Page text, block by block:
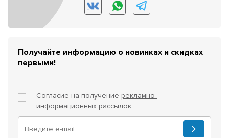
Получайте информацию о новинках и скидках
первыми!
Согласие на получение рекламно-
информационных рассылок